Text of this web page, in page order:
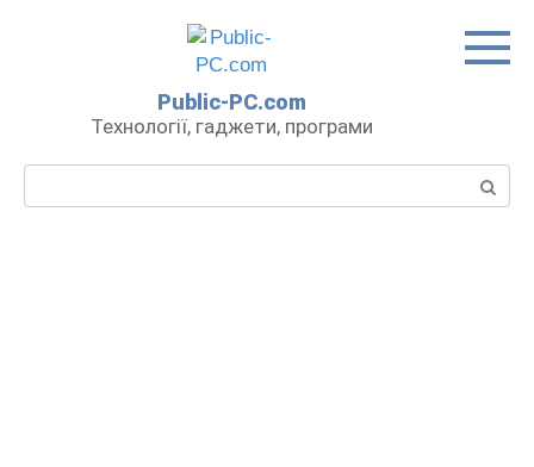
Public-PC.com
Технології, гаджети, програми